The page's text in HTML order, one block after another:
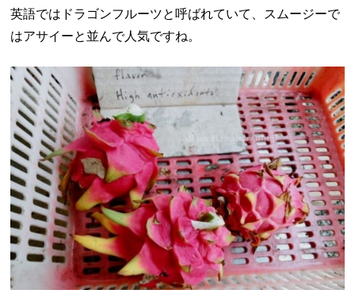
英語ではドラゴンフルーツと呼ばれていて、スムージーで
はアサイーと並んで人気ですね。